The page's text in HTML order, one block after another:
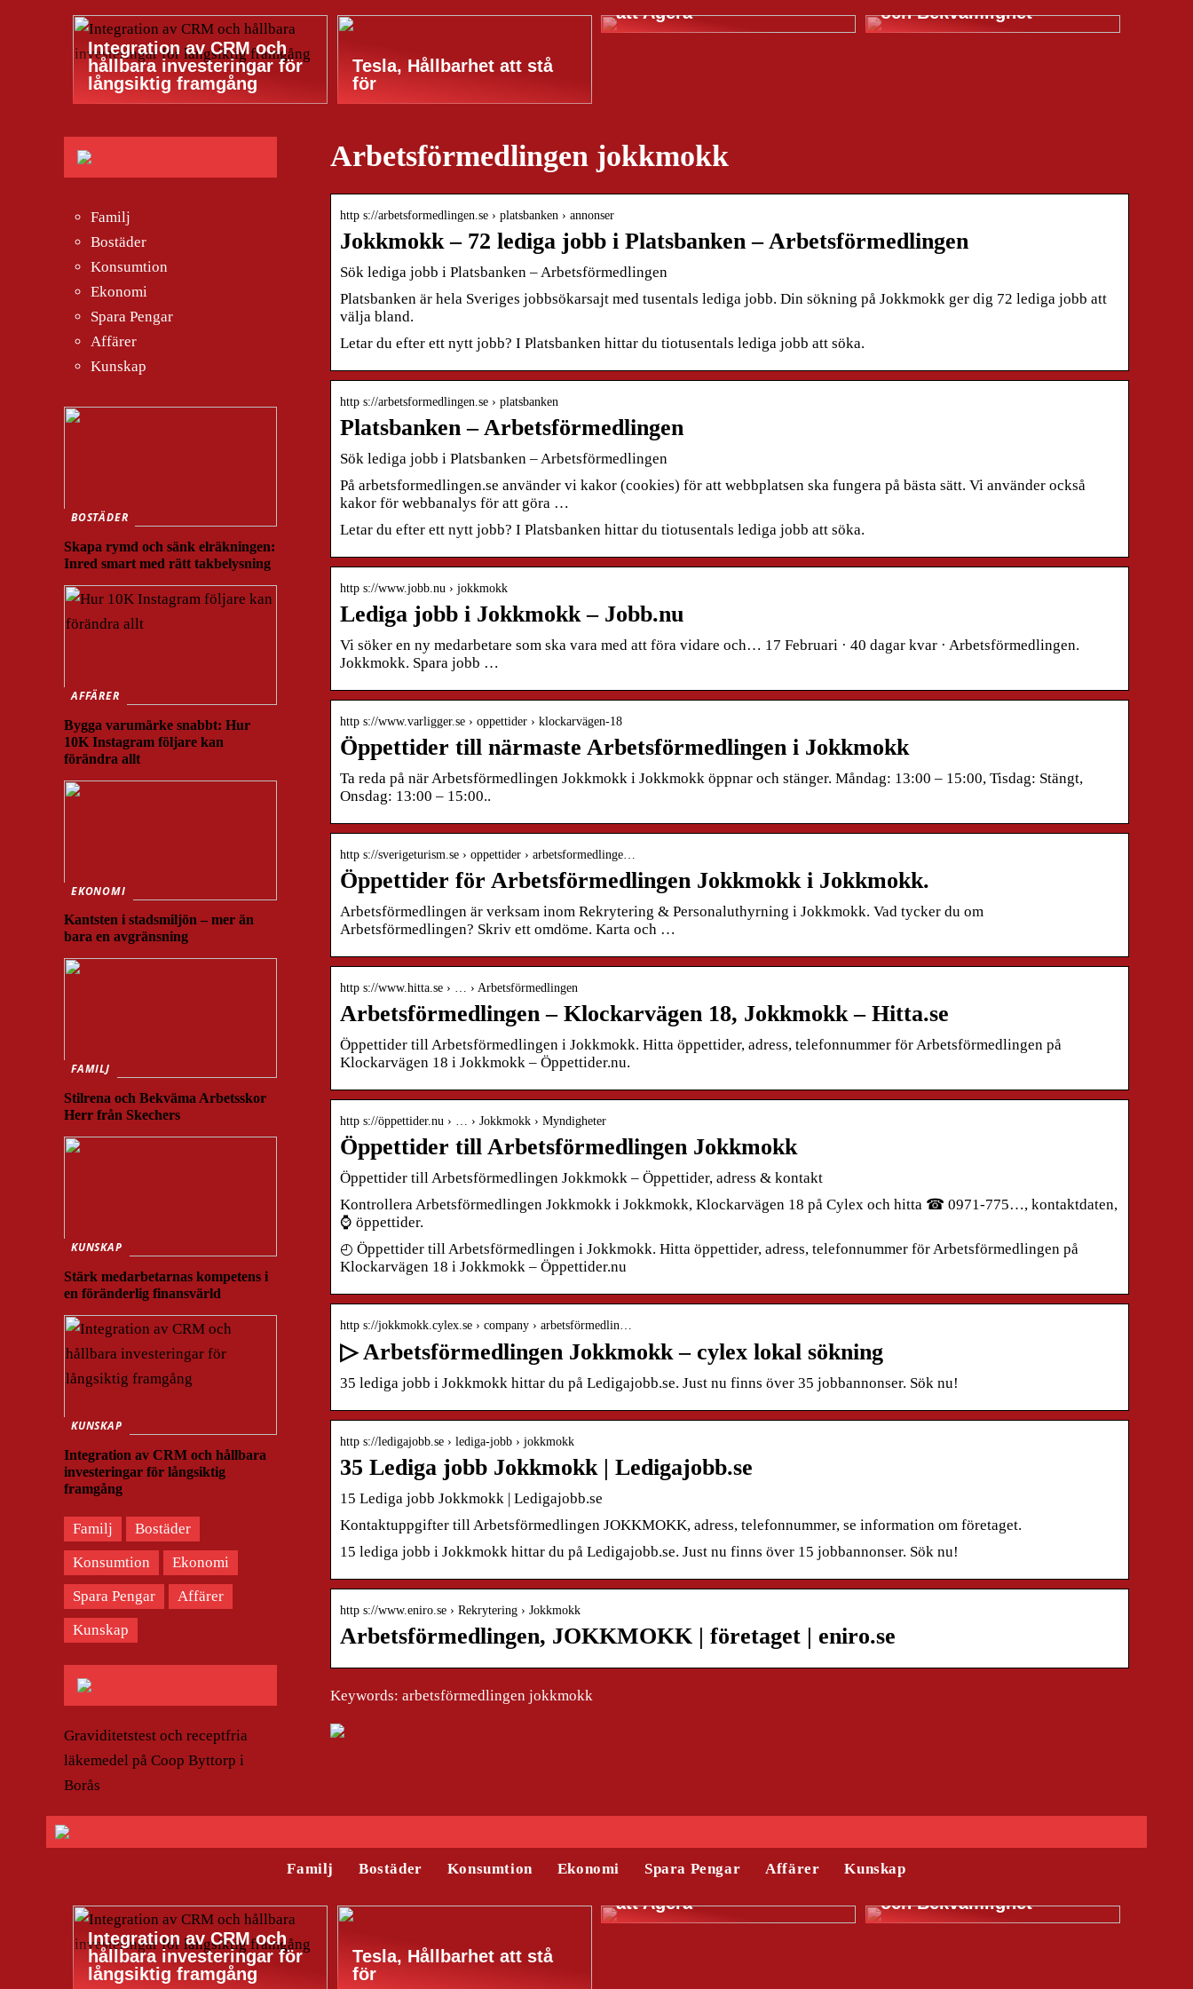
Integration av CRM och
hållbara investeringar för
långsiktig framgång
Tesla, Hållbarhet att stå
för
att Agera
och Bekvämlighet
Arbetsförmedlingen jokkmokk
http s://arbetsformedlingen.se › platsbanken › annonser
Jokkmokk – 72 lediga jobb i Platsbanken – Arbetsförmedlingen
Sök lediga jobb i Platsbanken – Arbetsförmedlingen
Platsbanken är hela Sveriges jobbsökarsajt med tusentals lediga jobb. Din sökning på Jokkmokk ger dig 72 lediga jobb att
välja bland.
Letar du efter ett nytt jobb? I Platsbanken hittar du tiotusentals lediga jobb att söka.
http s://arbetsformedlingen.se › platsbanken
Platsbanken – Arbetsförmedlingen
Sök lediga jobb i Platsbanken – Arbetsförmedlingen
På arbetsformedlingen.se använder vi kakor (cookies) för att webbplatsen ska fungera på bästa sätt. Vi använder också
kakor för webbanalys för att göra …
Letar du efter ett nytt jobb? I Platsbanken hittar du tiotusentals lediga jobb att söka.
http s://www.jobb.nu › jokkmokk
Lediga jobb i Jokkmokk – Jobb.nu
Vi söker en ny medarbetare som ska vara med att föra vidare och… 17 Februari · 40 dagar kvar · Arbetsförmedlingen.
Jokkmokk. Spara jobb …
http s://www.varligger.se › oppettider › klockarvägen-18
Öppettider till närmaste Arbetsförmedlingen i Jokkmokk
Ta reda på när Arbetsförmedlingen Jokkmokk i Jokkmokk öppnar och stänger. Måndag: 13:00 – 15:00, Tisdag: Stängt,
Onsdag: 13:00 – 15:00..
http s://sverigeturism.se › oppettider › arbetsformedlinge…
Öppettider för Arbetsförmedlingen Jokkmokk i Jokkmokk.
Arbetsförmedlingen är verksam inom Rekrytering & Personaluthyrning i Jokkmokk. Vad tycker du om
Arbetsförmedlingen? Skriv ett omdöme. Karta och …
http s://www.hitta.se › … › Arbetsförmedlingen
Arbetsförmedlingen – Klockarvägen 18, Jokkmokk – Hitta.se
Öppettider till Arbetsförmedlingen i Jokkmokk. Hitta öppettider, adress, telefonnummer för Arbetsförmedlingen på
Klockarvägen 18 i Jokkmokk – Öppettider.nu.
http s://öppettider.nu › … › Jokkmokk › Myndigheter
Öppettider till Arbetsförmedlingen Jokkmokk
Öppettider till Arbetsförmedlingen Jokkmokk – Öppettider, adress & kontakt
Kontrollera Arbetsförmedlingen Jokkmokk i Jokkmokk, Klockarvägen 18 på Cylex och hitta ☎ 0971-775…, kontaktdaten,
⌚ öppettider.
◴ Öppettider till Arbetsförmedlingen i Jokkmokk. Hitta öppettider, adress, telefonnummer för Arbetsförmedlingen på
Klockarvägen 18 i Jokkmokk – Öppettider.nu
http s://jokkmokk.cylex.se › company › arbetsförmedlin…
▷ Arbetsförmedlingen Jokkmokk – cylex lokal sökning
35 lediga jobb i Jokkmokk hittar du på Ledigajobb.se. Just nu finns över 35 jobbannonser. Sök nu!
http s://ledigajobb.se › lediga-jobb › jokkmokk
35 Lediga jobb Jokkmokk | Ledigajobb.se
15 Lediga jobb Jokkmokk | Ledigajobb.se
Kontaktuppgifter till Arbetsförmedlingen JOKKMOKK, adress, telefonnummer, se information om företaget.
15 lediga jobb i Jokkmokk hittar du på Ledigajobb.se. Just nu finns över 15 jobbannonser. Sök nu!
http s://www.eniro.se › Rekrytering › Jokkmokk
Arbetsförmedlingen, JOKKMOKK | företaget | eniro.se
Keywords: arbetsförmedlingen jokkmokk
Familj
Bostäder
Konsumtion
Ekonomi
Spara Pengar
Affärer
Kunskap
BOSTÄDER
Skapa rymd och sänk elräkningen:
Inred smart med rätt takbelysning
AFFÄRER
Bygga varumärke snabbt: Hur
10K Instagram följare kan
förändra allt
EKONOMI
Kantsten i stadsmiljön – mer än
bara en avgränsning
FAMILJ
Stilrena och Bekväma Arbetsskor
Herr från Skechers
KUNSKAP
Stärk medarbetarnas kompetens i
en föränderlig finansvärld
KUNSKAP
Integration av CRM och hållbara
investeringar för långsiktig
framgång
Familj
Bostäder
Konsumtion
Ekonomi
Spara Pengar
Affärer
Kunskap
Graviditetstest och receptfria
läkemedel på Coop Byttorp i
Borås
Familj Bostäder Konsumtion Ekonomi Spara Pengar Affärer Kunskap
Integration av CRM och
hållbara investeringar för
långsiktig framgång
Tesla, Hållbarhet att stå
för
att Agera
Tyresö – Där Familjeliv
och Bekvämlighet